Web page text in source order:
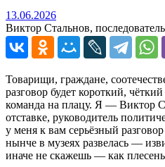
13.06.202613.06.2026
Виктор Стальнов,
Товарищи, граждане,
разговор будет короткий,
команда на плацу. Я — Виктор
отставке, руководитель
у меня к вам серьёзный
нынче в музеях развелась —
иначе не скажешь — как